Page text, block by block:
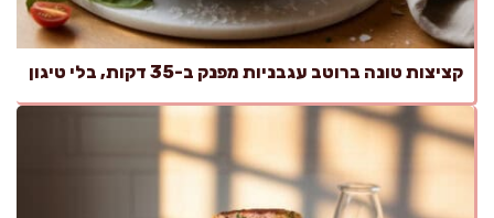
קציצות טונה ברוטב עגבניות מפנק ב-35 דקות, בלי טיגון